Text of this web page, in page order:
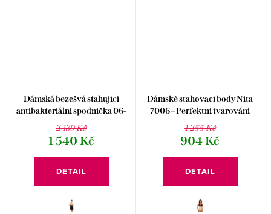
Dámská bezešvá stahující
antibakteriální spodnička 06-
723 Hanna Style
2 139 Kč
1 540 Kč
DETAIL
Dámské stahovací body Nita
7006 – Perfektní tvarování
postavy
1 255 Kč
904 Kč
DETAIL